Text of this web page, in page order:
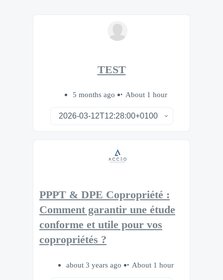
TEST
5 months ago About 1 hour
PPPT & DPE Copropriété :
Comment garantir une étude
conforme et utile pour vos
copropriétés ?
about 3 years ago About 1 hour